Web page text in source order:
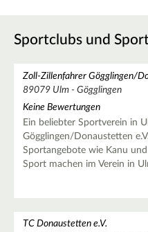
Sportclubs und
Zoll-Zillenfahrer Gögglingen/
89079 Ulm - Gögglingen
Keine Bewertungen
Ein beliebter Sportverein in
Gögglingen/Donaustetten
Sportangebote wie Kanu
Sport machen im Verein in
TC Donaustetten e.V.